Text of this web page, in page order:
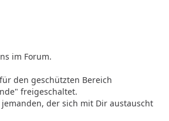
im Forum.
den geschützten Bereich
freigeschaltet.
der sich mit Dir austauscht